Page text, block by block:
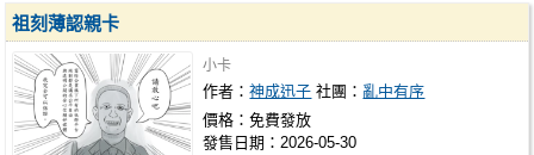
祖刻薄認親卡
小卡
作者：神成迅子 社團： 亂中有序
價格：免費發放
發售日期：2026-05-30